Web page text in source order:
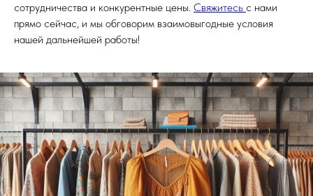
сотрудничества и конкурентные цены. Свяжитесь с нами
прямо сейчас, и мы обговорим взаимовыгодные условия
нашей дальнейшей работы!